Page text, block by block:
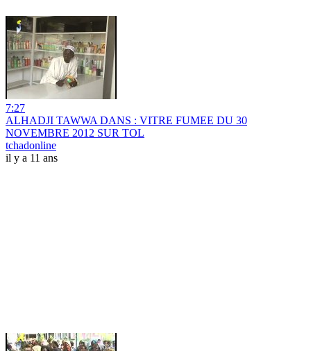
7:27
ALHADJI TAWWA DANS : VITRE FUMEE DU 30
NOVEMBRE 2012 SUR TOL
tchadonline
il y a 11 ans